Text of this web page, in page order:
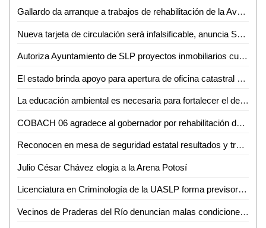
Gallardo da arranque a trabajos de rehabilitación de la Avenida Santa Rosa en Ciudad Valles
Nueva tarjeta de circulación será infalsificable, anuncia Secretaría de Finanzas
Autoriza Ayuntamiento de SLP proyectos inmobiliarios cuestionados
El estado brinda apoyo para apertura de oficina catastral en Rayón
La educación ambiental es necesaria para fortalecer el desarrollo sostenible: experta de la UASLP
COBACH 06 agradece al gobernador por rehabilitación de vialidades clave para sus alumnos
Reconocen en mesa de seguridad estatal resultados y transición de la Guardia Civil municipal en Soledad
Julio César Chávez elogia a la Arena Potosí
Licenciatura en Criminología de la UASLP forma previsores de violencia y estrategas de convivencia pacífica
Vecinos de Praderas del Río denuncian malas condiciones en viviendas y calles del sector